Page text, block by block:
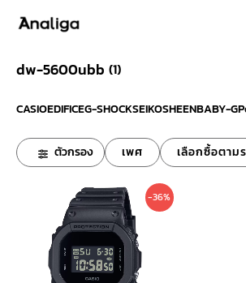
dw-5600ubb (1)
CASIOEDIFICEG-SHOCKSEIKOSHEENBABY-G
ตัวกรอง เพศ เลือกซื้อตาม
-36%
Original
price
was:
3,900 ฿.
Current
price